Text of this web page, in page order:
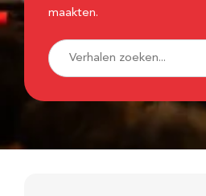
maakten.